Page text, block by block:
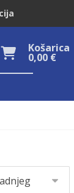
Košarica
0,00 €